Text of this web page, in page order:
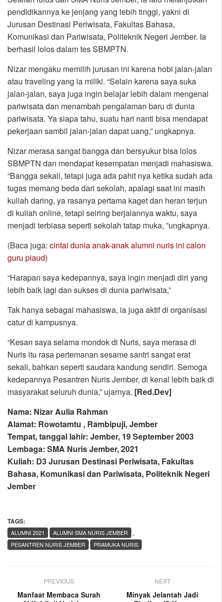
pendidikannya ke jenjang yang lebih tinggi, yakni di
Jurusan Destinasi Periwisata, Fakultas Bahasa,
Komunikasi dan Pariwisata, Politeknik Negeri Jember. Ia
berhasil lolos dalam tes SBMPTN.
Nizar mengaku memilih jurusan ini karena hobi jalan-jalan
atau traveling yang ia miliki. “Selain karena saya suka
jalan-jalan, saya juga ingin belajar lebih dalam mengenai
pariwisata dan menambah pengalaman baru di dunia
pariwisata. Ya siapa tahu, suatu hari nanti bisa mendapat
pekerjaan sambil jalan-jalan dapat uang,” ungkapnya.
Nizar merasa sangat bangga dan bersyukur bisa lolos
SBMPTN dan mendapat kesempatan menjadi mahasiswa.
“Bangga sekali, tetapi juga ada pahit nya ketika sudah ada
tugas memang beda dari sekolah, apalagi saat ini masih
kuliah daring, ya rasanya pertama kaget dan heran terjun
di kuliah online, tetapi seiring berjalannya waktu, saya
menjadi terbiasa seperti sekolah tatap muka, ”ungkapnya.
(Baca juga: cintai dunia anak-anak alumni nuris ini calon
guru piaud)
“Harapan saya kedepannya, saya ingin menjadi diri yang
lebih baik lagi dan sukses di dunia pariwisata,”
Tak hanya sebagai mahasiswa, ia juga aktif di organisasi
catur di kampusnya.
“Kesan saya selama mondok di Nuris, saya merasa di
Nuris itu rasa pertemanan sesame santri sangat erat
sekali, bahkan seperti saudara kandung sendiri. Semoga
kedepannya Pesantren Nuris Jember, di kenal lebih baik di
masyarakat seluruh dunia,” ujarnya. [Red.Dev]
Nama: Nizar Aulia Rahman
Alamat: Rowotamtu , Rambipuji, Jember
Tempat, tanggal lahir: Jember, 19 September 2003
Lembaga: SMA Nuris Jember, 2021
Kuliah: D3 Jurusan Destinasi Periwisata, Fakultas
Bahasa, Komunikasi dan Pariwisata, Politeknik Negeri
Jember
TAGS:
,
ALUMNI 2021
ALUMNI SMA NURIS JEMBER
PESANTREN NURIS JEMBER
PRAMUKA NURIS
PREVIOUS
Manfaat Membaca Surah
NEXT
Minyak Jelantah Jadi